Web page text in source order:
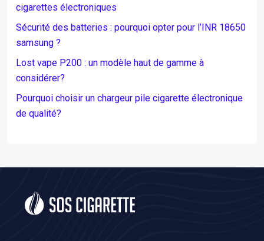
cigarettes électroniques
Sécurité des batteries : pourquoi opter pour l’INR 18650
samsung ?
Lost vape P200 : un modèle haut de gamme à
considérer?
Pourquoi choisir un chargeur pile cigarette électronique
de qualité?